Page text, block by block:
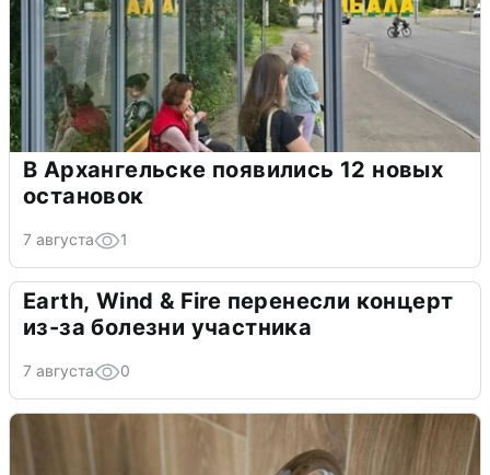
В Архангельске появились 12 новых
остановок
7 августа 1
Earth, Wind & Fire перенесли концерт
из-за болезни участника
7 августа 0